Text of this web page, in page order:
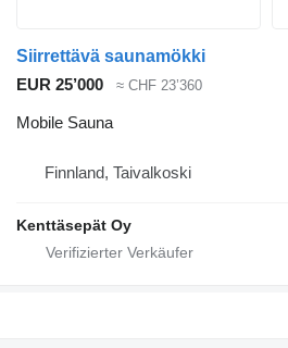
Siirrettävä saunamökki
EUR 25’000
≈ CHF 23’360
Mobile Sauna
Finnland, Taivalkoski
Kenttäsepät Oy